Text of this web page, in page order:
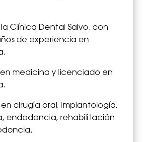
Clínica Dental Salvo, con
de experiencia en
medicina y licenciado en
en cirugía oral, implantología,
endodoncia, rehabilitación